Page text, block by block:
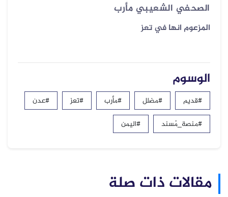
الصحفي الشعيبي مأرب
المزعوم انها في تعز
الوسوم
#قديم #مضلل #مأرب #تعز
#عدن
#منصة_مُسند
#اليمن
مقالات ذات صلة